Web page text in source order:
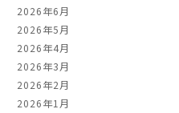
2026年6月
2026年5月
2026年4月
2026年3月
2026年2月
2026年1月